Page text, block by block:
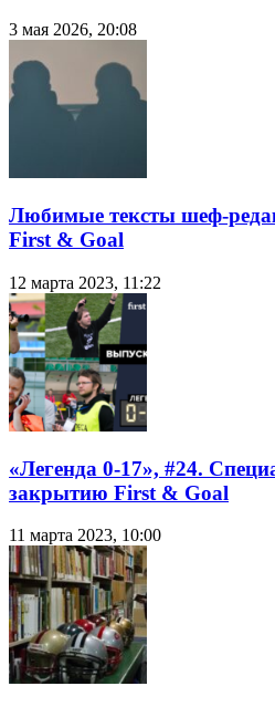
3 мая 2026, 20:08
Любимые тексты шеф-
First & Goal
12 марта 2023, 11:22
«Легенда 0-17», #24.
закрытию First & Goal
11 марта 2023, 10:00